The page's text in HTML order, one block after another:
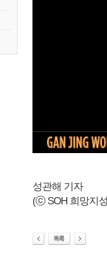
성관해 기자
(ⓒ SOH 희망지